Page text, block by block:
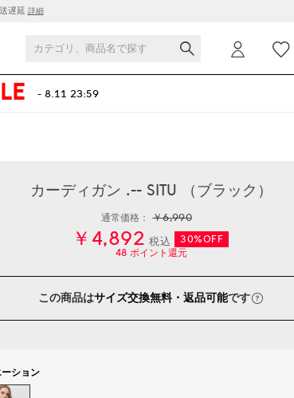
遅延 詳細
- 8.11 23:59
カーディガン .-- SITU （ブラック）
通常価格：￥6,990
￥4,892 税込
30%OFF
48 ポイント還元
この商品はサイズ交換無料・返品可能です
ション